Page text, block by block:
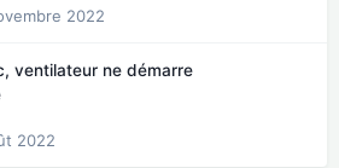
2022
ventilateur ne démarre
2022